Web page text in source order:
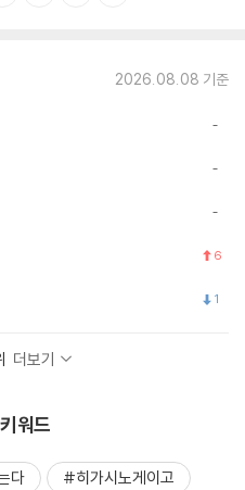
2026.08.08 기준
6
1
더보기
워드
다
#히가시노게이고